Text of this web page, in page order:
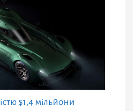
$1,4 мільйони